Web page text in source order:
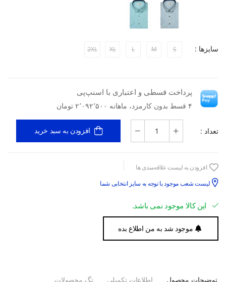
سایزها : S
M
L
XL
2XL
پرداخت قسطی و اعتباری با اسنپ‌پی
۴ قسط بدون کارمزد، ماهانه ۲٬۰۹۲٬۵۰۰ تومان
تعداد : افزودن به سبد خرید
افزودن به لیست علاقه‌مندی ها
لیست شعب موجود با توجه به سایز انتخابی شما
این کالا موجود نمی باشد.
موجود شد به من اطلاع بده
توضیحات محصول اطلاعات تکمیلی تگ محصولات